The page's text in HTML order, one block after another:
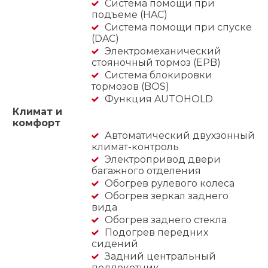
Система помощи при
подъеме (HAC)
Система помощи при спуске
(DAC)
Электромеханический
стояночный тормоз (EPB)
Система блокировки
тормозов (BOS)
Функция AUTOHOLD
Климат и
комфорт
Автоматический двухзонный
климат-контроль
Электропривод двери
багажного отделения
Обогрев рулевого колеса
Обогрев зеркал заднего
вида
Обогрев заднего стекла
Подогрев передних
сидений
Задний центральный